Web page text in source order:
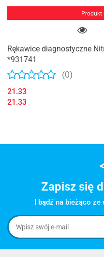
Produkt
Rękawice diagnostyczne
*931741
(0)
21.33
21.33
Zapisz się
I bądź na bieżąco